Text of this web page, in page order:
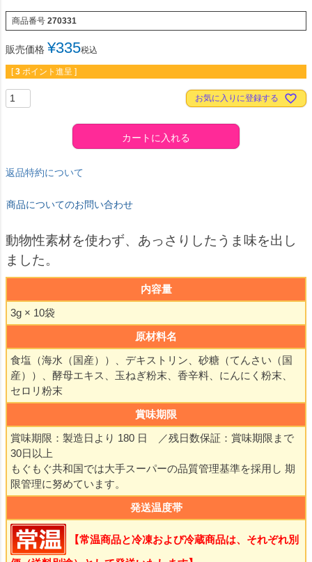
商品番号 270331
販売価格 ¥335税込
[ 3 ポイント進呈 ]
お気に入りに登録する
カートに入れる
返品特約について
商品についてのお問い合わせ
動物性素材を使わず、あっさりしたうま味を出し
ました。
内容量
3g × 10袋
原材料名
食塩（海水（国産））、デキストリン、砂糖（てんさい（国
産））、酵母エキス、玉ねぎ粉末、香辛料、にんにく粉末、
セロリ粉末
賞味期限
賞味期限：製造日より 180 日 ／残日数保証：賞味期限まで
30日以上
もぐもぐ共和国では大手スーパーの品質管理基準を採用し 期
限管理に努めています。
発送温度帯
【常温商品と冷凍および冷蔵商品は、それぞれ別